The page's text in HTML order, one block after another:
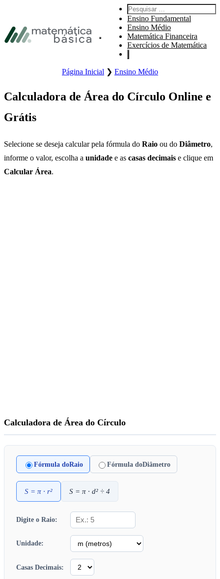
Pular Rodapé
Abre o menu principal do site.
Pesquisar por:
Ensino Fundamental
Ensino Médio
Matemática Financeira
Exercícios de Matemática
Página Inicial ❯ Ensino Médio
Calculadora de Área do Círculo Online e
Grátis
Selecione se deseja calcular pela fórmula do Raio ou do Diâmetro,
informe o valor, escolha a unidade e as casas decimais e clique em
Calcular Área.
Calculadora de Área do Círculo
Fórmula doRaio Fórmula doDiâmetro
S = π · r² S = π · d² ÷ 4
Digite o Raio:
Unidade:
Casas Decimais: